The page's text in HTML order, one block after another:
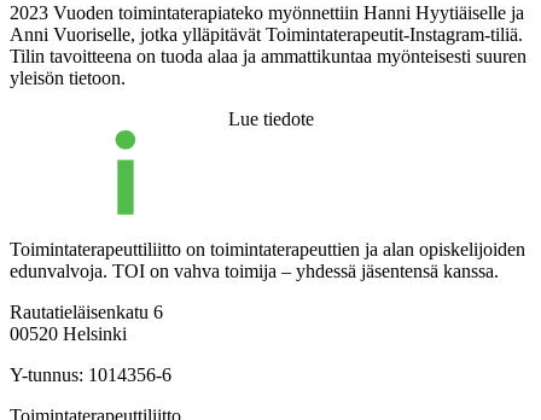
2023 Vuoden toimintaterapiateko myönnettiin Hanni Hyytiäiselle ja
Anni Vuoriselle, jotka ylläpitävät Toimintaterapeutit-Instagram-tiliä.
Tilin tavoitteena on tuoda alaa ja ammattikuntaa myönteisesti suuren
yleisön tietoon.
Lue tiedote
Toimintaterapeuttiliitto on toimintaterapeuttien ja alan opiskelijoiden
edunvalvoja. TOI on vahva toimija – yhdessä jäsentensä kanssa.
Rautatieläisenkatu 6
00520 Helsinki
Y-tunnus: 1014356-6
Toimintaterapeuttiliitto